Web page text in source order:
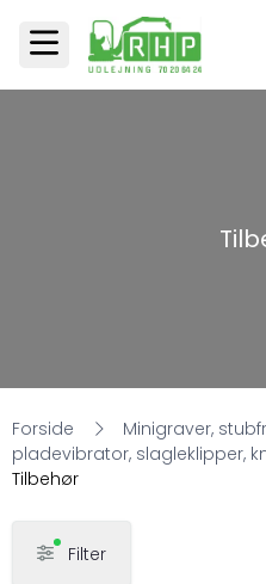
Forside
Minigraver,
pladevibrator, slagleklipper,
Tilbehør
Filter